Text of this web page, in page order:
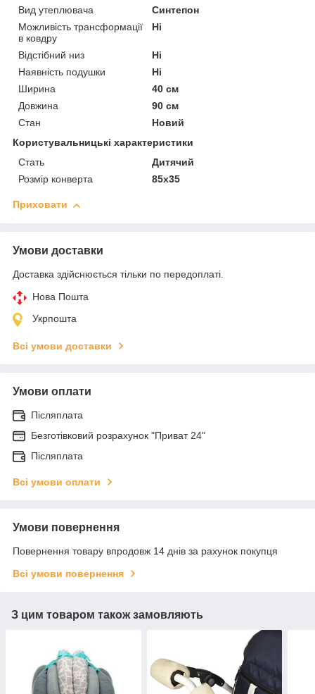
Вид утеплювача
Синтепон
Можливість трансформації
в ковдру
Ні
Відстібний низ
Ні
Наявність подушки
Ні
Ширина
40 см
Довжина
90 см
Стан
Новий
Користувальницькі характеристики
Стать
Дитячий
Розмір конверта
85х35
Приховати
Умови доставки
Доставка здійснюється тільки по передоплаті.
Нова Пошта
Укрпошта
Всі умови доставки
Умови оплати
Післяплата
Безготівковий розрахунок "Приват 24"
Післяплата
Всі умови оплати
Умови повернення
Повернення товару впродовж 14 днів за рахунок покупця
Всі умови повернення
З цим товаром також замовляють